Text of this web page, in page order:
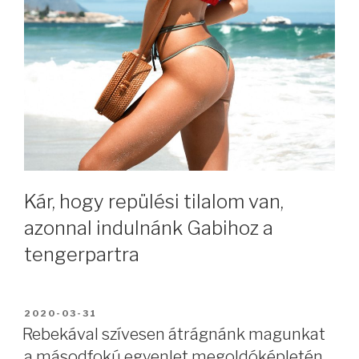
Kár, hogy repülési tilalom van,
azonnal indulnánk Gabihoz a
tengerpartra
BEKÜLDVE:
2020-03-31
Rebekával szívesen átrágnánk magunkat